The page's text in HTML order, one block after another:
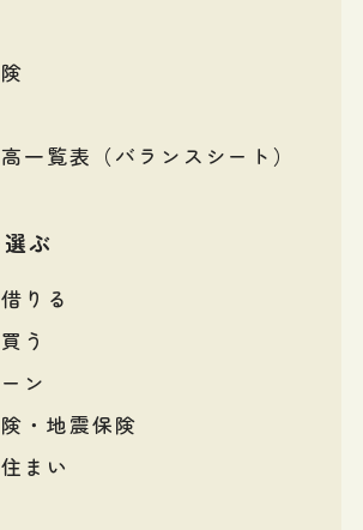
一覧表（バランスシート）
ぶ
りる
う
ン
・地震保険
まい